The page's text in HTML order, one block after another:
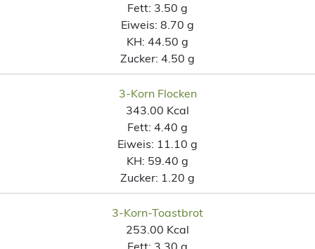
Fett: 3.50 g
Eiweis: 8.70 g
KH: 44.50 g
Zucker: 4.50 g
3-Korn Flocken
343.00 Kcal
Fett: 4.40 g
Eiweis: 11.10 g
KH: 59.40 g
Zucker: 1.20 g
3-Korn-Toastbrot
253.00 Kcal
Fett: 3.30 g